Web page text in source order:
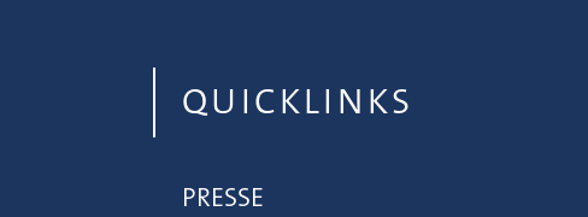
QUICKLINKS
PRESSE